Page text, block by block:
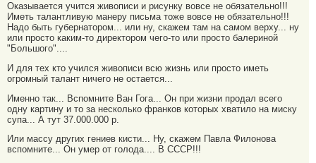
Оказывается учится живописи и рисунку вовсе не обязательно!!!
Иметь талантливую манеру письма тоже вовсе не обязательно!!!
Надо быть губернатором... или ну, скажем там на самом верху... ну
или просто каким-то директором чего-то или просто балериной
"Большого"....
И для тех кто учился живописи всю жизнь или просто иметь
огромный талант ничего не остается...
Именно так... Вспомните Ван Гога... Он при жизни продал всего
одну картину и то за несколько франков которых хватило на миску
супа... А тут 37.000.000 р.
Или массу других гениев кисти... Ну, скажем Павла Филонова
вспомните... Он умер от голода.... В СССР!!!